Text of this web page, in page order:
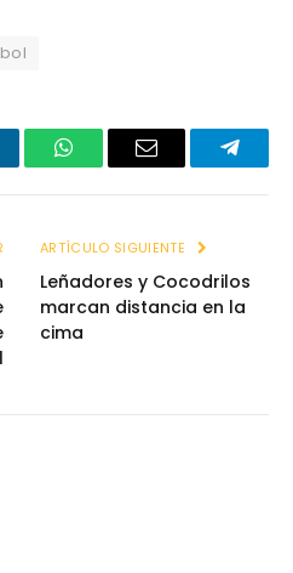
WhatsAppEmail
ARTÍCULO SIGUIENTE
Leñadores y Cocodrilos
marcan distancia en la
cima